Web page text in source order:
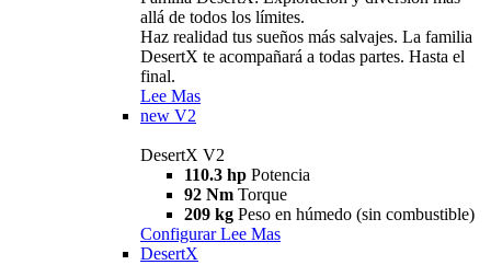
allá de todos los límites.
Haz realidad tus sueños más salvajes. La familia
DesertX te acompañará a todas partes. Hasta el
final.
Lee Mas
new V2
DesertX V2
110.3 hp Potencia
92 Nm Torque
209 kg Peso en húmedo (sin combustible)
Configurar Lee Mas
DesertX